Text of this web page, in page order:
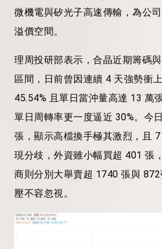
微機電與矽光子高速傳輸，為公
溢價空間。
理周投研部表示，合晶近期籌碼
區間，日前曾因連續 4 天強勢衝
45.54% 且單日當沖量高達 13 萬
單日周轉率更一度逼近 30%。今
張，顯示高檔換手極其激烈，且
現分歧，外資雖小幅買超 401 張
商則分別大舉賣超 1740 張與
壓不容忽視。